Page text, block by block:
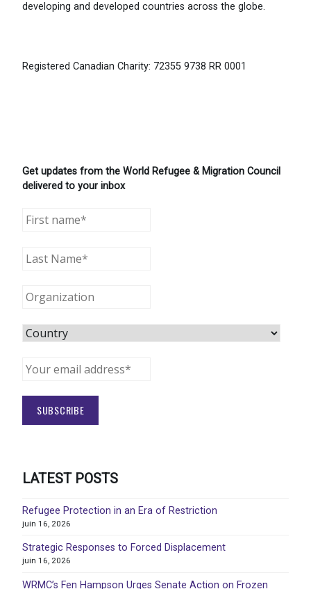
developing and developed countries across the globe.
Registered Canadian Charity: 72355 9738 RR 0001
Get updates from the World Refugee & Migration Council
delivered to your inbox
LATEST POSTS
Refugee Protection in an Era of Restriction
juin 16, 2026
Strategic Responses to Forced Displacement
juin 16, 2026
WRMC’s Fen Hampson Urges Senate Action on Frozen